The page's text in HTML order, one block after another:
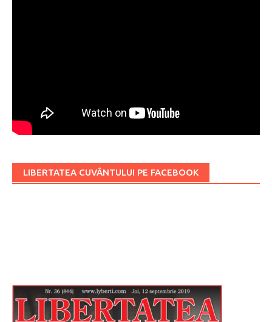
LIBERTATEA CUVÂNTULUI PE FACEBOOK